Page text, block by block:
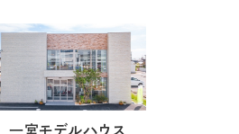
一宮モデルハウス